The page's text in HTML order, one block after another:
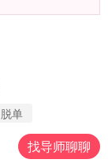
脱单
找导师聊聊